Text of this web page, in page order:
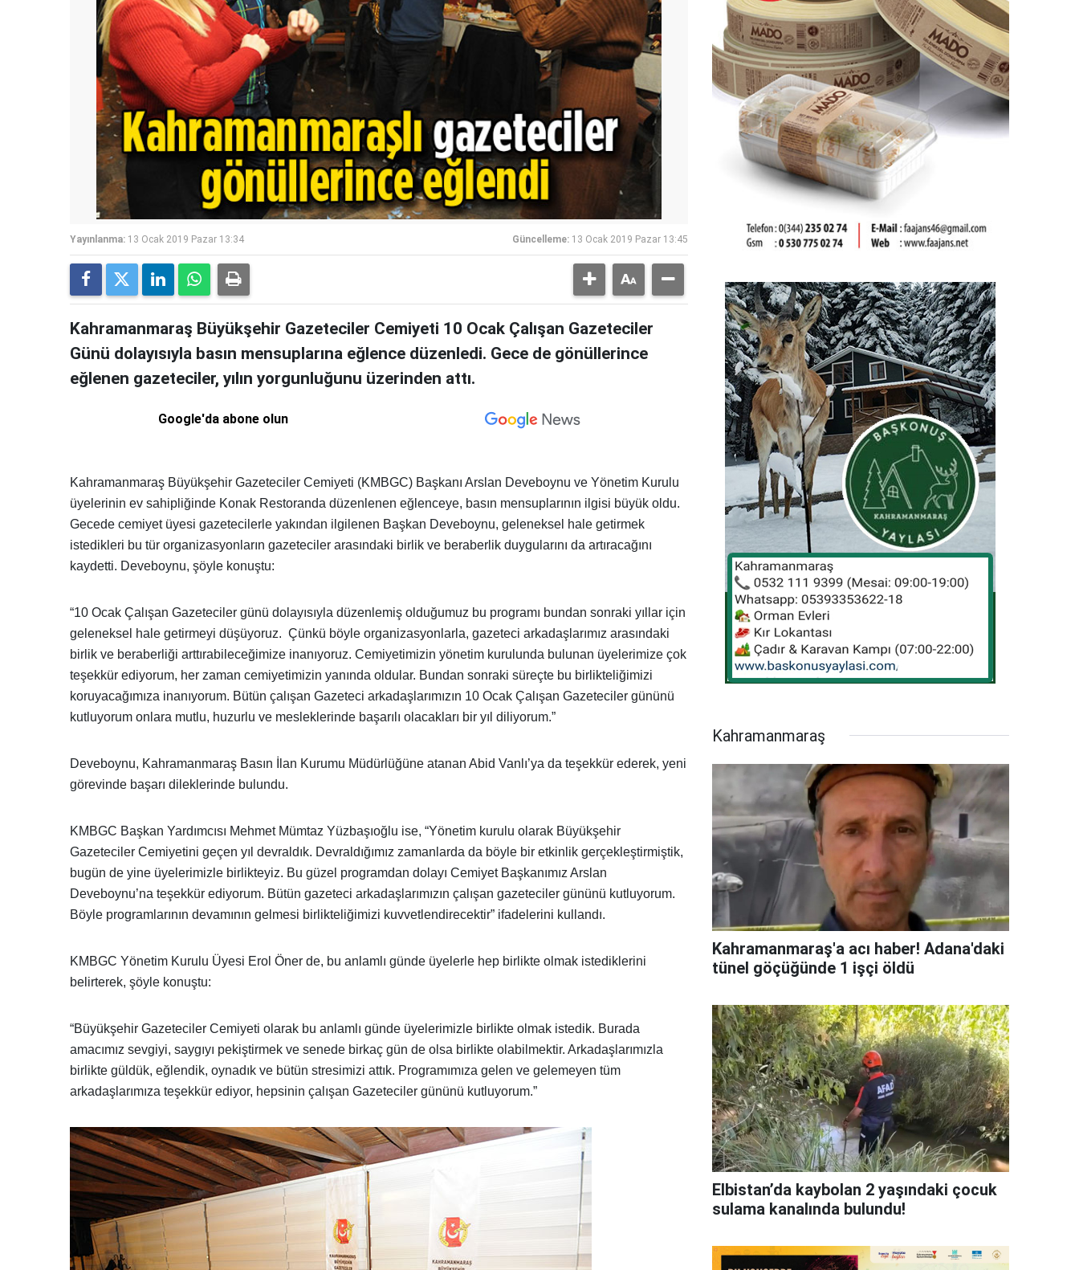
Yayınlanma: 13 Ocak 2019 Pazar 13:34 Güncelleme: 13 Ocak 2019 Pazar 13:45
Kahramanmaraş Büyükşehir Gazeteciler Cemiyeti 10 Ocak Çalışan Gazeteciler
Günü dolayısıyla basın mensuplarına eğlence düzenledi. Gece de gönüllerince
eğlenen gazeteciler, yılın yorgunluğunu üzerinden attı.
Google'da abone olun
Kahramanmaraş Büyükşehir Gazeteciler Cemiyeti (KMBGC) Başkanı Arslan Deveboynu ve Yönetim Kurulu
üyelerinin ev sahipliğinde Konak Restoranda düzenlenen eğlenceye, basın mensuplarının ilgisi büyük oldu.
Gecede cemiyet üyesi gazetecilerle yakından ilgilenen Başkan Deveboynu, geleneksel hale getirmek
istedikleri bu tür organizasyonların gazeteciler arasındaki birlik ve beraberlik duygularını da artıracağını
kaydetti. Deveboynu, şöyle konuştu:
“10 Ocak Çalışan Gazeteciler günü dolayısıyla düzenlemiş olduğumuz bu programı bundan sonraki yıllar için
geleneksel hale getirmeyi düşüyoruz. Çünkü böyle organizasyonlarla, gazeteci arkadaşlarımız arasındaki
birlik ve beraberliği arttırabileceğimize inanıyoruz. Cemiyetimizin yönetim kurulunda bulunan üyelerimize çok
teşekkür ediyorum, her zaman cemiyetimizin yanında oldular. Bundan sonraki süreçte bu birlikteliğimizi
koruyacağımıza inanıyorum. Bütün çalışan Gazeteci arkadaşlarımızın 10 Ocak Çalışan Gazeteciler gününü
kutluyorum onlara mutlu, huzurlu ve mesleklerinde başarılı olacakları bir yıl diliyorum.”
Deveboynu, Kahramanmaraş Basın İlan Kurumu Müdürlüğüne atanan Abid Vanlı’ya da teşekkür ederek, yeni
görevinde başarı dileklerinde bulundu.
KMBGC Başkan Yardımcısı Mehmet Mümtaz Yüzbaşıoğlu ise, “Yönetim kurulu olarak Büyükşehir
Gazeteciler Cemiyetini geçen yıl devraldık. Devraldığımız zamanlarda da böyle bir etkinlik gerçekleştirmiştik,
bugün de yine üyelerimizle birlikteyiz. Bu güzel programdan dolayı Cemiyet Başkanımız Arslan
Deveboynu’na teşekkür ediyorum. Bütün gazeteci arkadaşlarımızın çalışan gazeteciler gününü kutluyorum.
Böyle programlarının devamının gelmesi birlikteliğimizi kuvvetlendirecektir” ifadelerini kullandı.
KMBGC Yönetim Kurulu Üyesi Erol Öner de, bu anlamlı günde üyelerle hep birlikte olmak istediklerini
belirterek, şöyle konuştu:
“Büyükşehir Gazeteciler Cemiyeti olarak bu anlamlı günde üyelerimizle birlikte olmak istedik. Burada
amacımız sevgiyi, saygıyı pekiştirmek ve senede birkaç gün de olsa birlikte olabilmektir. Arkadaşlarımızla
birlikte güldük, eğlendik, oynadık ve bütün stresimizi attık. Programımıza gelen ve gelemeyen tüm
arkadaşlarımıza teşekkür ediyor, hepsinin çalışan Gazeteciler gününü kutluyorum.”
Kahramanmaraş
Kahramanmaraş'a acı haber! Adana'daki
tünel göçüğünde 1 işçi öldü
Elbistan’da kaybolan 2 yaşındaki çocuk
sulama kanalında bulundu!